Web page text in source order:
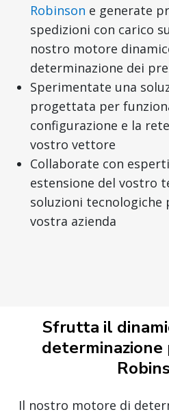
Robinson e generate
spedizioni con carico
nostro motore
determinazione dei
Sperimentate una
progettata per
configurazione e la
vostro vettore
Collaborate con
estensione del vostro
soluzioni tecnologiche
vostra azienda
Sfrutta il
determinazione
Il nostro motore di